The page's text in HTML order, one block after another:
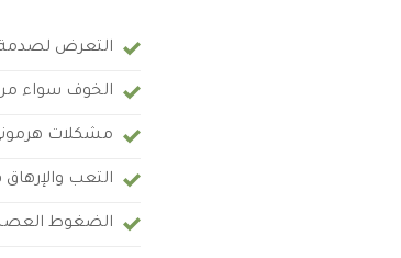
التعرض
الخوف سواء
مشكلات هرموني
التعب
الضغوط